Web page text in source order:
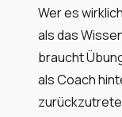
Wer es
als das
braucht
als Coach